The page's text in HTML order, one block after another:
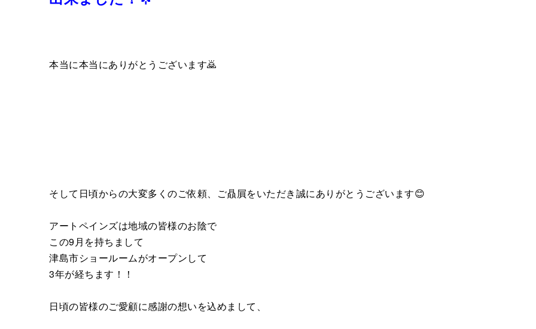
本当に本当にありがとうございます🙇
そして日頃からの大変多くのご依頼、ご贔屓をいただき誠にありがとうございます😊
アートペインズは地域の皆様のお陰で
この9月を持ちまして
津島市ショールームがオープンして
3年が経ちます！！
日頃の皆様のご愛顧に感謝の想いを込めまして、